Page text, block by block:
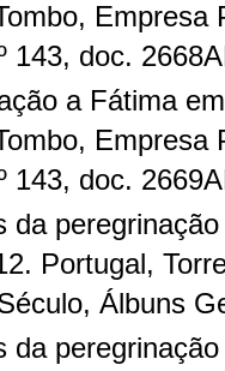
Empresa
143, doc.
a Fátima
Empresa
143, doc.
da
Portugal,
Álbuns
da